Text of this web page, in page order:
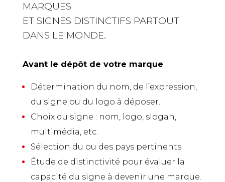
MARQUES
ET SIGNES DISTINCTIFS PARTOUT
DANS LE MONDE.
Avant le dépôt de votre marque
Détermination du nom, de l’expression,
du signe ou du logo à déposer.
Choix du signe : nom, logo, slogan,
multimédia, etc.
Sélection du ou des pays pertinents.
Étude de distinctivité pour évaluer la
capacité du signe à devenir une marque.